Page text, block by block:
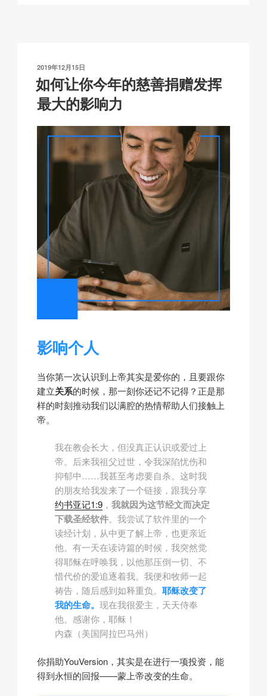
n
k o
k
p at
发
布
于
2019年12月15日
如何让你今年的慈善捐赠发挥
最大的影响力
影响个人
当你第一次认识到上帝其实是爱你的，且要跟你
建立关系的时候，那一刻你还记不记得？正是那
样的时刻推动我们以满腔的热情帮助人们接触上
帝。
我在教会长大，但没真正认识或爱过上
帝。后来我祖父过世，令我深陷忧伤和
抑郁中……我甚至考虑要自杀。这时我
的朋友给我发来了一个链接，跟我分享
约书亚记1:9 ， 我就因为这节经文而决定
下载圣经软件。我尝试了软件里的一个
读经计划，从中更了解上帝，也更亲近
他。有一天在读诗篇的时候，我突然觉
得耶稣在呼唤我，以他那压倒一切、不
惜代价的爱追逐着我。我便和牧师一起
祷告，随后感到如释重负。 耶稣改变了
我的生命。 现在我很爱主，天天侍奉
他。感谢你，耶稣！
内森（美国阿拉巴马州）
你捐助YouVersion，其实是在进行一项投资，能
得到永恒的回报——蒙上帝改变的生命。